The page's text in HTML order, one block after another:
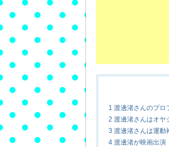
1渡邊渚さんのプロ
2渡邊渚さんはオヤ
3渡邊渚さんは運動
4渡邊渚が映画出演